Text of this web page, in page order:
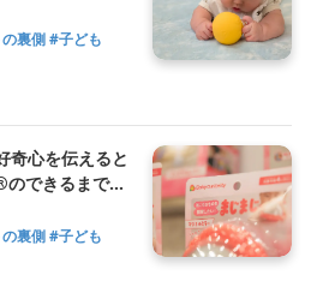
裏側#子ども
奇心を伝えると
できるまで
裏側#子ども